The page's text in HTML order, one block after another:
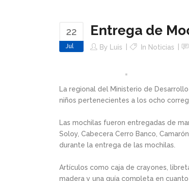
22
Jul
Entrega de
By Luis In Noticias
La regional del Ministerio de
niños pertenecientes a los ocho
Las mochilas fueron entregadas de
Soloy, Cabecera Cerro Banco,
durante la entrega de las mochilas.
Artículos como caja de crayones,
madera y una guía completa en